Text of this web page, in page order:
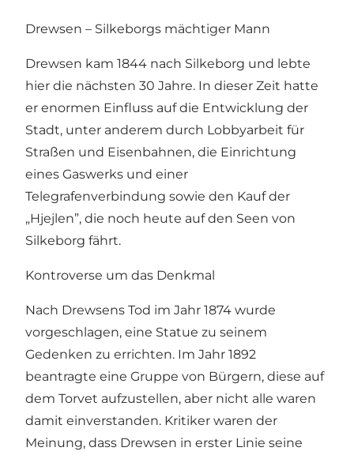
Drewsen – Silkeborgs mächtiger Mann
Drewsen kam 1844 nach Silkeborg und lebte
hier die nächsten 30 Jahre. In dieser Zeit hatte
er enormen Einfluss auf die Entwicklung der
Stadt, unter anderem durch Lobbyarbeit für
Straßen und Eisenbahnen, die Einrichtung
eines Gaswerks und einer
Telegrafenverbindung sowie den Kauf der
„Hjejlen”, die noch heute auf den Seen von
Silkeborg fährt.
Kontroverse um das Denkmal
Nach Drewsens Tod im Jahr 1874 wurde
vorgeschlagen, eine Statue zu seinem
Gedenken zu errichten. Im Jahr 1892
beantragte eine Gruppe von Bürgern, diese auf
dem Torvet aufzustellen, aber nicht alle waren
damit einverstanden. Kritiker waren der
Meinung, dass Drewsen in erster Linie seine